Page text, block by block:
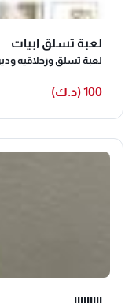
لعبة تسلق ابيات
لعبة تسلق وزحلاقيه
100 (د.ك)